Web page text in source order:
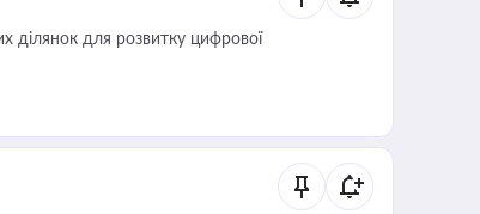
ділянок для розвитку цифрової